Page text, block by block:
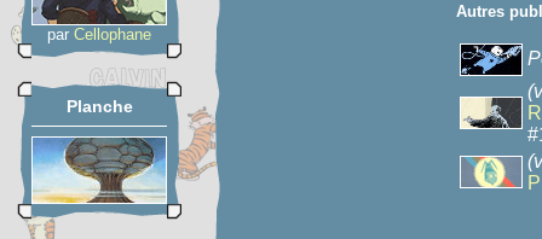
par Cellophane
Planche
Autres